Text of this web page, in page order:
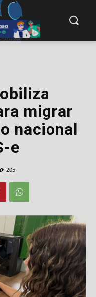
migrar
nacional
e
205
check